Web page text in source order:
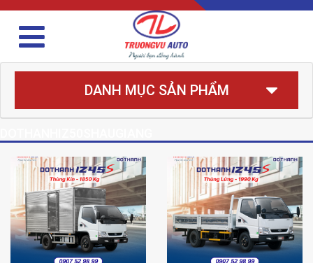
DANH MỤC SẢN PHẨM